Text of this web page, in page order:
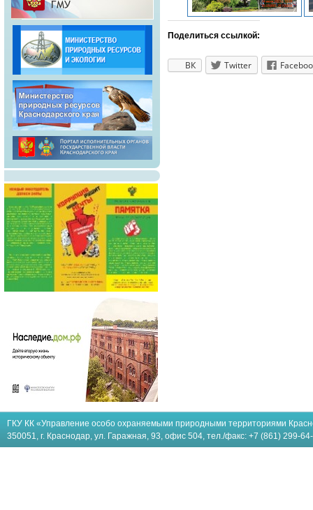
Поделиться ссылкой:
ВК Twitter
ГКУ КК «Управление особо охраняемыми природными территориями
350051, г. Краснодар, ул. Гаражная, 93, офис 504, тел./факс: +7 (861) 299-